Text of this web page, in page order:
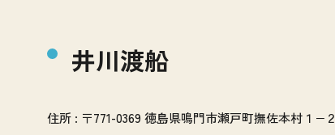
井川渡船
住所 : 〒771-0369 徳島県鳴門市瀬戸町撫佐本村１−２